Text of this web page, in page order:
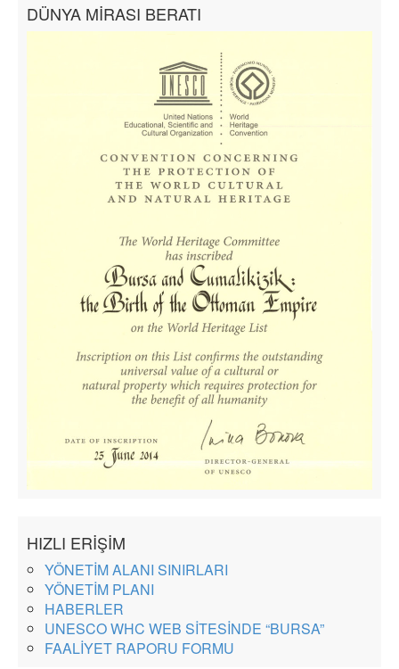
DÜNYA MİRASI BERATI
HIZLI ERİŞİM
YÖNETİM ALANI SINIRLARI
YÖNETİM PLANI
HABERLER
UNESCO WHC WEB SİTESİNDE “BURSA”
FAALİYET RAPORU FORMU